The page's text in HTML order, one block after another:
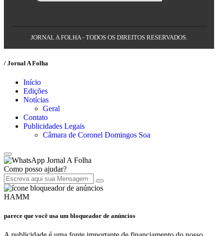
JORNAL A FOLHA - TODOS OS DIREITOS RESERVADOS.
/ Jornal A Folha
Início
Edições
Notícias
Geral
Contato
Publicidades Legais
Câmara de Coronel Domingos Soa
Jornal A Folha
Como posso ajudar?
HAMM
parece que você usa um bloqueador de anúncios